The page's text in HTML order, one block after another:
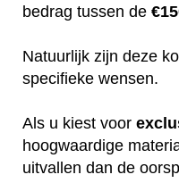
bedrag tussen de
Natuurlijk zijn deze
specifieke wensen.
Als u kiest voor
hoogwaardige
uitvallen dan de